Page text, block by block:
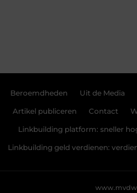
Beroemdheden Uit de Media
Artikel publiceren Contact
Linkbuilding platform: sneller
Linkbuilding geld verdienen: